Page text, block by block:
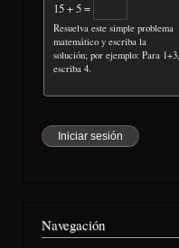
15 + 5 =
Resuelva este simple problema
matemático y escriba la
solución; por ejemplo: Para 1+3,
escriba 4.
Navegación